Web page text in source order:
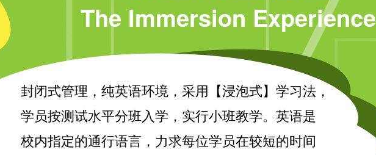
The Immersion Experience
封闭式管理，纯英语环境，采用【浸泡式】学习法，
学员按测试水平分班入学，实行小班教学。英语是
校内指定的通行语言，力求每位学员在较短的时间